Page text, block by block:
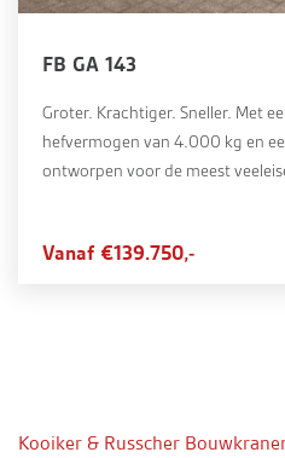
FB GA 143
Groter. Krachtiger. Sneller. Met
hefvermogen van 4.000 kg en
ontworpen voor de meest
Vanaf €139.750,-
Kooiker & Russcher